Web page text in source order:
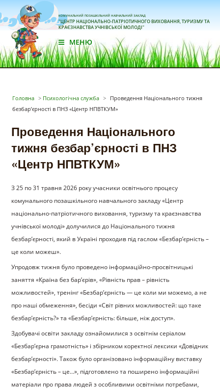
КОМУНАЛЬНИЙ ПОЗАШКІЛЬНИЙ НАВЧАЛЬНИЙ ЗАКЛАД
"ЦЕНТР НАЦІОНАЛЬНО-ПАТРІОТИЧНОГО ВИХОВАННЯ, ТУРИЗМУ ТА
КРАЄЗНАВСТВА УЧНІВСЬКОЇ МОЛОДІ"
МЕНЮ
Головна > Психологічна служба > Проведення Національного тижня
безбар’єрності в ПНЗ «Центр НПВТКУМ»
Проведення Національного
тижня безбар’єрності в ПНЗ
«Центр НПВТКУМ»
З 25 по 31 травня 2026 року учасники освітнього процесу
комунального позашкільного навчального закладу «Центр
національно-патріотичного виховання, туризму та краєзнавства
учнівської молоді» долучилися до Національного тижня
безбар’єрності, який в Україні проходив під гаслом «Безбар’єрність –
це коли можеш».
Упродовж тижня було проведено інформаційно-просвітницькі
заняття «Країна без бар’єрів», «Рівність прав – рівність
можливостей», тренінг «Безбар’єрність — це коли ми можемо, а не
про наші обмеження», бесіди «Світ рівних можливостей: що таке
безбар’єрність?» та «Безбар’єрність: більше, ніж доступ».
Здобувачі освіти закладу ознайомилися з освітнім серіалом
«Безбар’єрна грамотність» і збірником коректної лексики «Довідник
безбар’єрності». Також було організовано інформаційну виставку
«Безбар’єрність – це…», підготовлено та поширено інформаційні
матеріали про права людей з особливими освітніми потребами,